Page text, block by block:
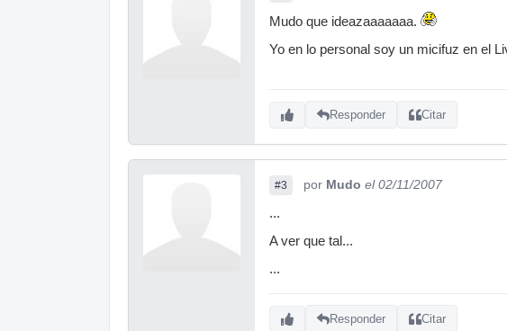
Mudo que ideazaaaaaaa.
Yo en lo personal soy un micifuz en el
Responder Citar
#3 por Mudo el 02/11/2007
...
A ver que tal...
...
Responder Citar